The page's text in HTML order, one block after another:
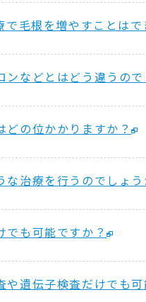
で毛根を増やすことはで
ンなどとはどう違うので
どの位かかりますか？
な治療を行うのでしょ
でも可能ですか？
や遺伝子検査だけでも